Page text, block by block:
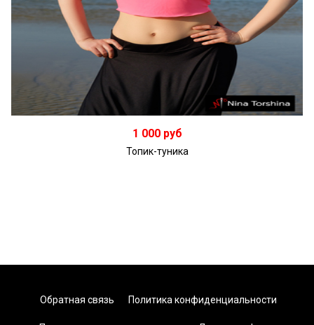
Подробнее
1 000 руб
Топик-туника
Обратная связь Политика конфиденциальности